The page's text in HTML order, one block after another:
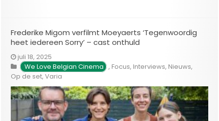
Frederike Migom verfilmt Moeyaerts ‘Tegenwoordig
heet iedereen Sorry’ – cast onthuld
juli 18, 2025
We Love Belgian Cinema , Focus, Interviews, Nieuws,
Op de set,Varia